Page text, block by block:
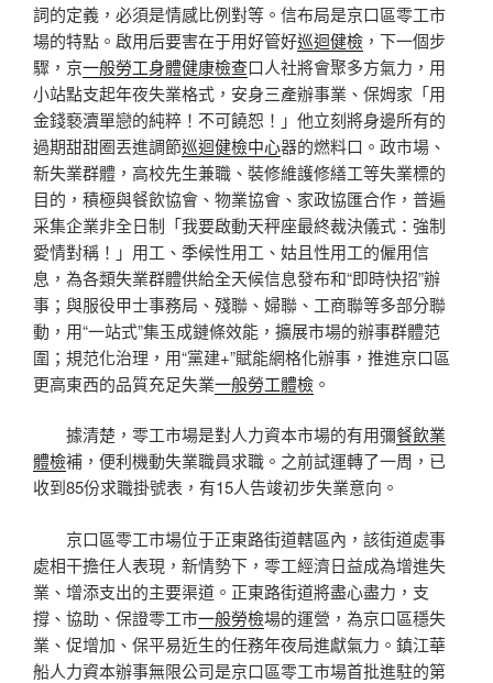
詞的定義，必須是情感比例對等。信布局是京口區零工市
場的特點。啟用后要害在于用好管好巡迴健檢 ，下一個步
驟，京一般勞工身體健康檢查口人社將會聚多方氣力，用
小站點支起年夜失業格式，安身三產辦事業、保姆家「用
金錢褻瀆單戀的純粹！不可饒恕！」他立刻將身邊所有的
過期甜甜圈丟進調節巡迴健檢中心器的燃料口。政市場、
新失業群體，高校先生兼職、裝修維護修繕工等失業標的
目的，積極與餐飲協會、物業協會、家政協匯合作，普遍
采集企業非全日制「我要啟動天秤座最終裁決儀式：強制
愛情對稱！」用工、季候性用工、姑且性用工的僱用信
息，為各類失業群體供給全天候信息發布和“即時快招”辦
事；與服役甲士事務局、殘聯、婦聯、工商聯等多部分聯
動，用“一站式”集玉成鏈條效能，擴展市場的辦事群體范
圍；規范化治理，用“黨建+”賦能網格化辦事，推進京口區
更高東西的品質充足失業一般勞工體檢 。
據清楚，零工市場是對人力資本市場的有用彌餐飲業
體檢補，便利機動失業職員求職。之前試運轉了一周，已
收到85份求職掛號表，有15人告竣初步失業意向。
京口區零工市場位于正東路街道轄區內，該街道處事
處相干擔任人表現，新情勢下，零工經濟日益成為增進失
業、增添支出的主要渠道。正東路街道將盡心盡力，支
撐、協助、保證零工市一般勞檢場的運營，為京口區穩失
業、促增加、保平易近生的任務年夜局進獻氣力。鎮江華
船人力資本辦事無限公司是京口區零工市場首批進駐的第